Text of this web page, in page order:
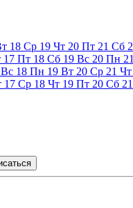
18 Ср 19 Чт 20 Пт 21 Сб
17 Пт 18 Сб 19 Вс 20 Пн 21
Вс 18 Пн 19 Вт 20 Ср 21 Чт
17 Ср 18 Чт 19 Пт 20 Сб 21